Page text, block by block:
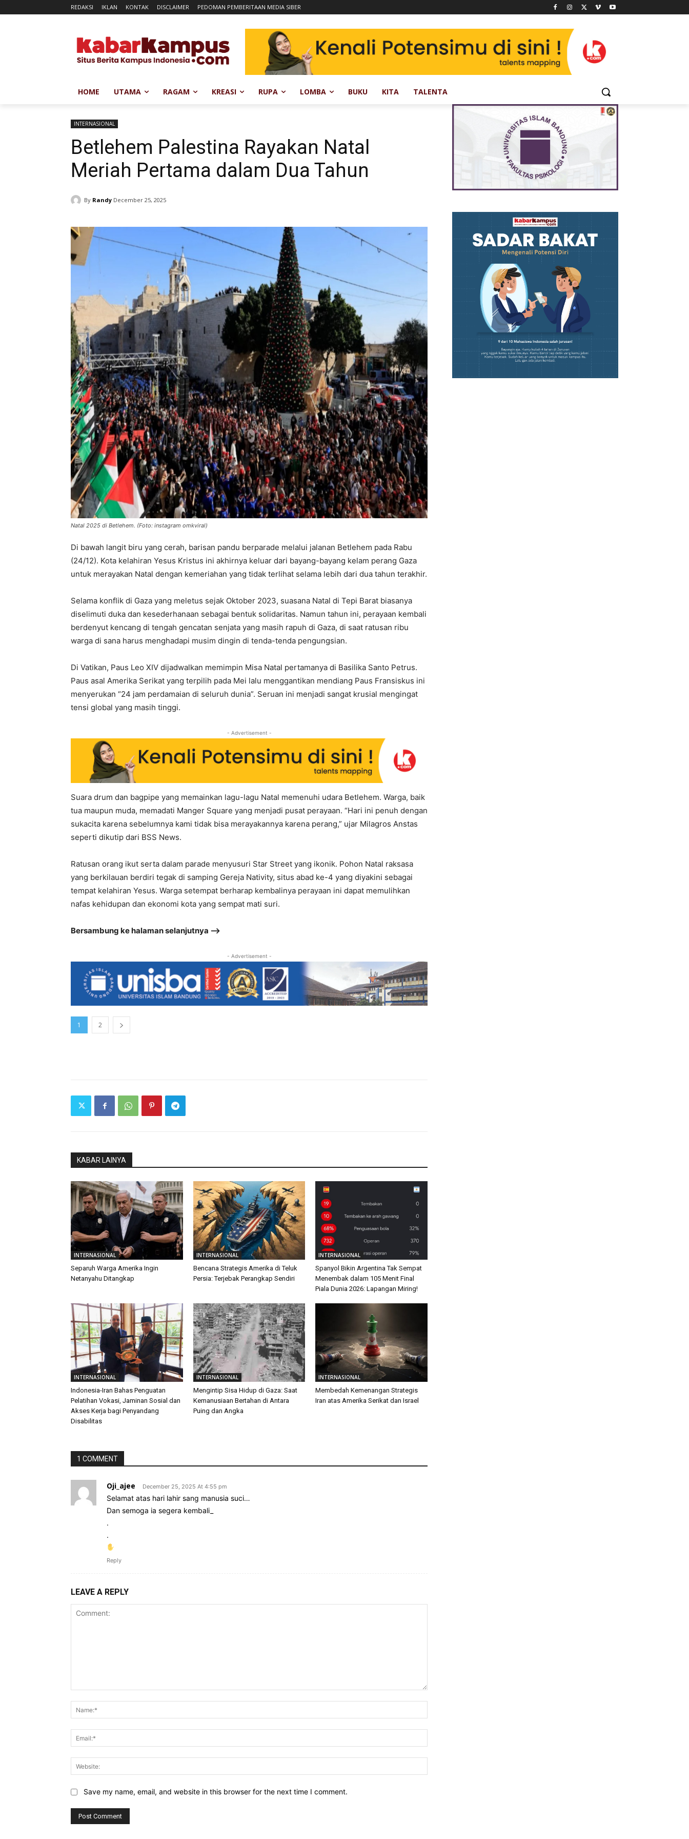
REDAKSI IKLAN KONTAK DISCLAIMER PEDOMAN PEMBERITAAN MEDIA SIBER
HOME UTAMA RAGAM KREASI RUPA LOMBA BUKU KITA TALENTA
INTERNASIONAL
Betlehem Palestina Rayakan Natal
Meriah Pertama dalam Dua Tahun
By Randy December 25, 2025
Natal 2025 di Betlehem. (Foto: instagram omkviral)
Di bawah langit biru yang cerah, barisan pandu berparade melalui jalanan Betlehem pada Rabu
(24/12). Kota kelahiran Yesus Kristus ini akhirnya keluar dari bayang-bayang kelam perang Gaza
untuk merayakan Natal dengan kemeriahan yang tidak terlihat selama lebih dari dua tahun terakhir.
Selama konflik di Gaza yang meletus sejak Oktober 2023, suasana Natal di Tepi Barat biasanya
diselimuti duka dan kesederhanaan sebagai bentuk solidaritas. Namun tahun ini, perayaan kembali
berdenyut kencang di tengah gencatan senjata yang masih rapuh di Gaza, di saat ratusan ribu
warga di sana harus menghadapi musim dingin di tenda-tenda pengungsian.
Di Vatikan, Paus Leo XIV dijadwalkan memimpin Misa Natal pertamanya di Basilika Santo Petrus.
Paus asal Amerika Serikat yang terpilih pada Mei lalu menggantikan mendiang Paus Fransiskus ini
menyerukan “24 jam perdamaian di seluruh dunia”. Seruan ini menjadi sangat krusial mengingat
tensi global yang masih tinggi.
- Advertisement -
Suara drum dan bagpipe yang memainkan lagu-lagu Natal memenuhi udara Betlehem. Warga, baik
tua maupun muda, memadati Manger Square yang menjadi pusat perayaan. “Hari ini penuh dengan
sukacita karena sebelumnya kami tidak bisa merayakannya karena perang,” ujar Milagros Anstas
seperti dikutip dari BSS News.
Ratusan orang ikut serta dalam parade menyusuri Star Street yang ikonik. Pohon Natal raksasa
yang berkilauan berdiri tegak di samping Gereja Nativity, situs abad ke-4 yang diyakini sebagai
tempat kelahiran Yesus. Warga setempat berharap kembalinya perayaan ini dapat memulihkan
nafas kehidupan dan ekonomi kota yang sempat mati suri.
Bersambung ke halaman selanjutnya –>
- Advertisement -
1 2
KABAR LAINYA
INTERNASIONAL
Separuh Warga Amerika Ingin
Netanyahu Ditangkap
INTERNASIONAL
Bencana Strategis Amerika di Teluk
Persia: Terjebak Perangkap Sendiri
INTERNASIONAL
Spanyol Bikin Argentina Tak Sempat
Menembak dalam 105 Menit Final
Piala Dunia 2026: Lapangan Miring!
INTERNASIONAL
Indonesia-Iran Bahas Penguatan
Pelatihan Vokasi, Jaminan Sosial dan
Akses Kerja bagi Penyandang
Disabilitas
INTERNASIONAL
Mengintip Sisa Hidup di Gaza: Saat
Kemanusiaan Bertahan di Antara
Puing dan Angka
INTERNASIONAL
Membedah Kemenangan Strategis
Iran atas Amerika Serikat dan Israel
1 COMMENT
Oji_ajee December 25, 2025 At 4:55 pm
Selamat atas hari lahir sang manusia suci…
Dan semoga ia segera kembali_
.
.
Reply
LEAVE A REPLY
Save my name, email, and website in this browser for the next time I comment.